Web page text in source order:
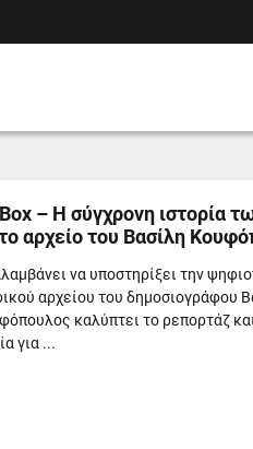
– Η σύγχρονη ιστορία
αρχείο του Βασίλη
να υποστηρίξει την
αρχείου του δημοσιογράφου
καλύπτει το ρεπορτάζ
για ...